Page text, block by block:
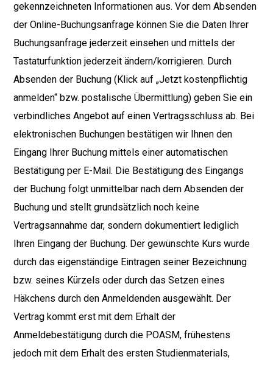
gekennzeichneten Informationen aus. Vor dem Absenden
der Online-Buchungsanfrage können Sie die Daten Ihrer
Buchungsanfrage jederzeit einsehen und mittels der
Tastaturfunktion jederzeit ändern/korrigieren. Durch
Absenden der Buchung (Klick auf „Jetzt kostenpflichtig
anmelden“ bzw. postalische Übermittlung) geben Sie ein
verbindliches Angebot auf einen Vertragsschluss ab. Bei
elektronischen Buchungen bestätigen wir Ihnen den
Eingang Ihrer Buchung mittels einer automatischen
Bestätigung per E-Mail. Die Bestätigung des Eingangs
der Buchung folgt unmittelbar nach dem Absenden der
Buchung und stellt grundsätzlich noch keine
Vertragsannahme dar, sondern dokumentiert lediglich
Ihren Eingang der Buchung. Der gewünschte Kurs wurde
durch das eigenständige Eintragen seiner Bezeichnung
bzw. seines Kürzels oder durch das Setzen eines
Häkchens durch den Anmeldenden ausgewählt. Der
Vertrag kommt erst mit dem Erhalt der
Anmeldebestätigung durch die POASM, frühestens
jedoch mit dem Erhalt des ersten Studienmaterials,